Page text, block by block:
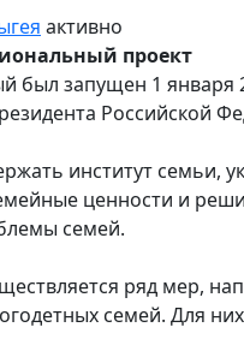
активно
проект
был запущен 1 января
Российской
институт семьи,
ценности и
семей.
ряд мер,
семей. Для них